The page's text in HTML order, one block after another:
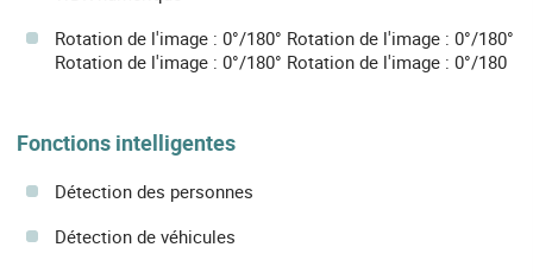
Rotation de l'image : 0°/180° Rotation de l'image : 0°/180°
Rotation de l'image : 0°/180° Rotation de l'image : 0°/180
Fonctions intelligentes
Détection des personnes
Détection de véhicules